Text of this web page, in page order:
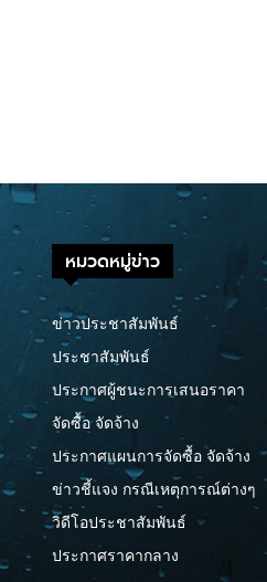
หมวดหมู่ข่าว
ข่าวประชาสัมพันธ์
ประชาสัมพันธ์
ประกาศผู้ชนะการเสนอราคา
จัดซื้อ จัดจ้าง
ประกาศแผนการจัดซื้อ จัดจ้าง
ข่าวชี้แจง กรณีเหตุการณ์ต่างๆ
วิดีโอประชาสัมพันธ์
ประกาศราคากลาง